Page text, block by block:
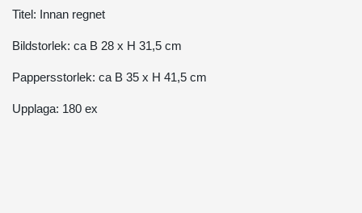
Titel: Innan regnet
Bildstorlek: ca B 28 x H 31,5 cm
Pappersstorlek: ca B 35 x H 41,5 cm
Upplaga: 180 ex